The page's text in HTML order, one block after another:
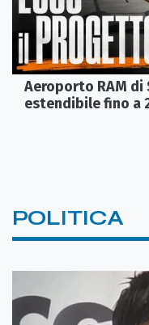
Aeroporto RAM
estendibile fino a
POLITICA